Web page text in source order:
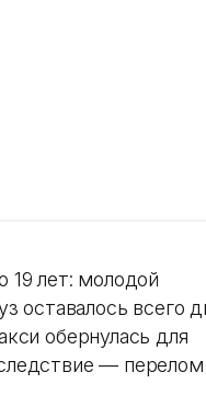
19 лет: молодой
оставалось всего
обернулась для
— перелом